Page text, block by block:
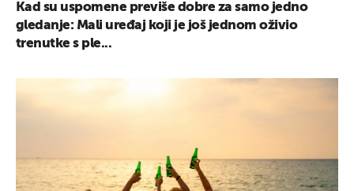
Kad su uspomene previše dobre za samo jedno
gledanje: Mali uređaj koji je još jednom oživio
trenutke s ple...